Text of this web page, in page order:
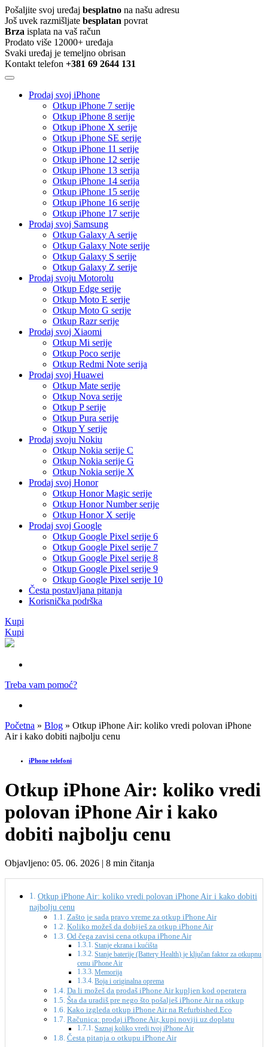
Pošaljite svoj uređaj besplatno na našu adresu
Još uvek razmišljate besplatan povrat
Brza isplata na vaš račun
Prodato više 12000+ uređaja
Svaki uređaj je temeljno obrisan
Kontakt telefon +381 69 2644 131
Prodaj svoj iPhone
Otkup iPhone 7 serije
Otkup iPhone 8 serije
Otkup iPhone X serije
Otkup iPhone SE serije
Otkup iPhone 11 serije
Otkup iPhone 12 serije
Otkup iPhone 13 serija
Otkup iPhone 14 serija
Otkup iPhone 15 serije
Otkup iPhone 16 serije
Otkup iPhone 17 serije
Prodaj svoj Samsung
Otkup Galaxy A serije
Otkup Galaxy Note serije
Otkup Galaxy S serije
Otkup Galaxy Z serije
Prodaj svoju Motorolu
Otkup Edge serije
Otkup Moto E serije
Otkup Moto G serije
Otkup Razr serije
Prodaj svoj Xiaomi
Otkup Mi serije
Otkup Poco serije
Otkup Redmi Note serija
Prodaj svoj Huawei
Otkup Mate serije
Otkup Nova serije
Otkup P serije
Otkup Pura serije
Otkup Y serije
Prodaj svoju Nokiu
Otkup Nokia serije C
Otkup Nokia serije G
Otkup Nokia serije X
Prodaj svoj Honor
Otkup Honor Magic serije
Otkup Honor Number serije
Otkup Honor X serije
Prodaj svoj Google
Otkup Google Pixel serije 6
Otkup Google Pixel serije 7
Otkup Google Pixel serije 8
Otkup Google Pixel serije 9
Otkup Google Pixel serije 10
Česta postavljana pitanja
Korisnička podrška
Kupi
Kupi
Treba vam pomoć?
Početna » Blog » Otkup iPhone Air: koliko vredi polovan iPhone
Air i kako dobiti najbolju cenu
iPhone telefoni
Otkup iPhone Air: koliko vredi
polovan iPhone Air i kako
dobiti najbolju cenu
Objavljeno: 05. 06. 2026 | 8 min čitanja
Otkup iPhone Air: koliko vredi polovan iPhone Air i kako dobiti
najbolju cenu
Zašto je sada pravo vreme za otkup iPhone Air
Koliko možeš da dobiješ za otkup iPhone Air
Od čega zavisi cena otkupa iPhone Air
Stanje ekrana i kućišta
Stanje baterije (Battery Health) je ključan faktor za otkupnu
cenu iPhone Air
Memorija
Boja i originalna oprema
Da li možeš da prodaš iPhone Air kupljen kod operatera
Šta da uradiš pre nego što pošalješ iPhone Air na otkup
Kako izgleda otkup iPhone Air na Refurbished.Eco
Računica: prodaj iPhone Air, kupi noviji uz doplatu
Saznaj koliko vredi tvoj iPhone Air
Česta pitanja o otkupu iPhone Air